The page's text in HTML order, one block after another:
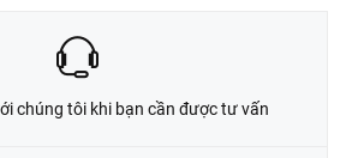
chúng tôi khi bạn cần được tư vấn